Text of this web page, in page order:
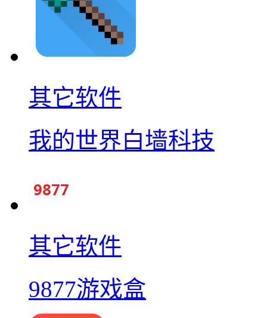
其它软件
我的世界白墙科技
其它软件
9877游戏盒